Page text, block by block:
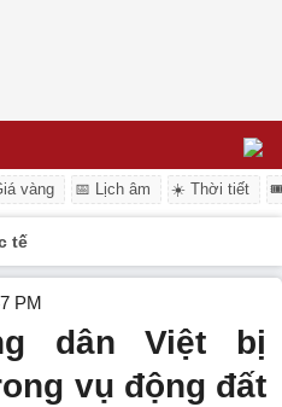
vàng 📅 Lịch âm ☀️ Thời tiết
tế
PM
dân Việt bị
vụ động đất